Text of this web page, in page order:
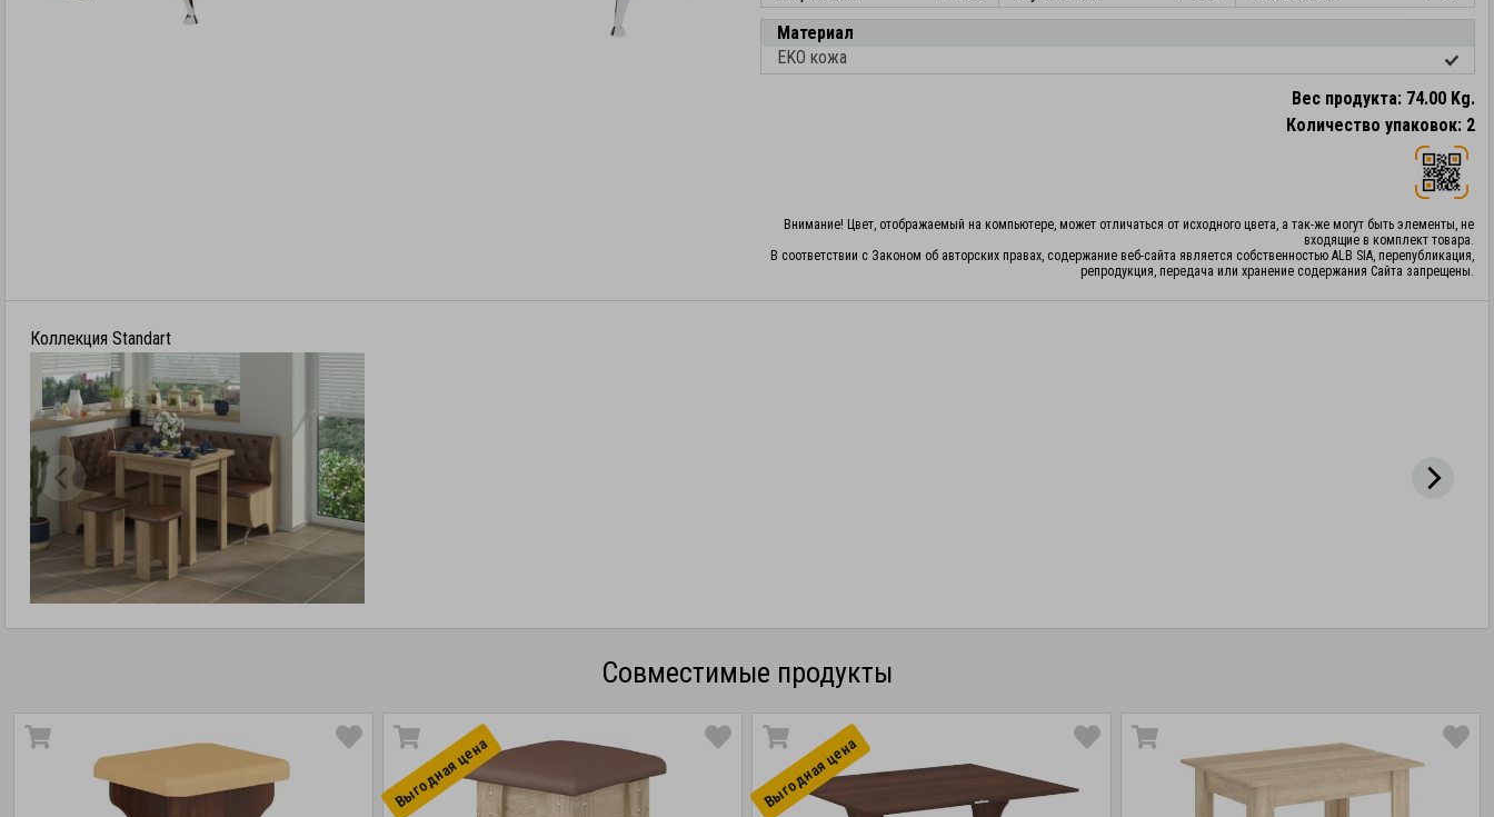
Материал
EKO кожа
Вес продукта: 74.00 Kg.
Количество упаковок: 2
Внимание! Цвет, отображаемый на компьютере, может отличаться от исходного цвета, а так-же могут быть элементы, не
входящие в комплект товара.
В соответствии с Законом об авторских правах, содержание веб-сайта является собственностью ALB SIA, перепубликация,
репродукция, передача или хранение содержания Сайта запрещены.
Коллекция Standart
Совместимые продукты
Выгоднaя цена Выгоднaя цена